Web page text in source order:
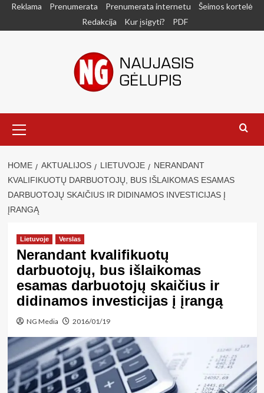
SkipReklama Prenumerata Prenumerata internetu
Šeimos kortelė
Redakcija
Kur įsigyti? PDF
Menu
HOME AKTUALIJOS LIETUVOJE
NERANDANT
KVALIFIKUOTŲ DARBUOTOJŲ, BUS IŠLAIKOMAS ESAMAS
DARBUOTOJŲ SKAIČIUS IR DIDINAMOS INVESTICIJAS Į
ĮRANGĄ
Lietuvoje Verslas
Nerandant kvalifikuotų
darbuotojų, bus išlaikomas
esamas darbuotojų skaičius ir
didinamos investicijas į įrangą
NG Media 2016/01/19